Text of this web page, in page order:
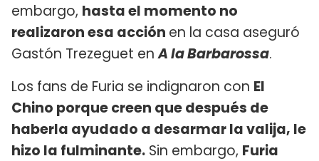
embargo, hasta el momento no
realizaron esa acción en la casa aseguró
Gastón Trezeguet enA la Barbarossa.
Los fans de Furia se indignaron con El
Chino porque creen que después de
haberla ayudado a desarmar la valija, le
hizo la fulminante. Sin embargo, Furia